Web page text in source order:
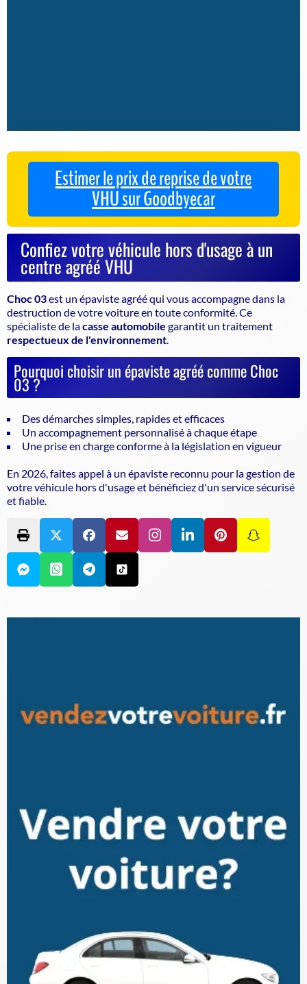
Estimer le prix de reprise de votre
VHU sur Goodbyecar
Confiez votre véhicule hors d'usage à un
centre agréé VHU
Choc 03est un épaviste agrééqui vous accompagne dans la
destruction de votre voiture en toute conformité. Ce
spécialiste de lacasse automobile garantit un traitement
respectueux de l'environnement
Pourquoi choisir un épaviste agréé comme Choc
03 ?
Des démarches simples, rapides et efficaces
Un accompagnement personnalisé à chaque étape
Une prise en charge conforme à la législation en vigueur
En 2026, faites appel à un épaviste reconnu pour la gestion de
votre véhicule hors d'usage et bénéficiez d'un service sécurisé
et fiable.